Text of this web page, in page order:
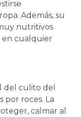
Además, su
nutritivos
cualquier
del culito del
por roces. La
calmar al